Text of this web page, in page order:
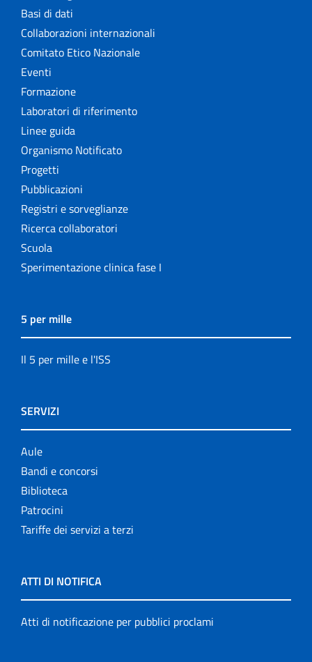
Basi di dati
Collaborazioni internazionali
Comitato Etico Nazionale
Eventi
Formazione
Laboratori di riferimento
Linee guida
Organismo Notificato
Progetti
Pubblicazioni
Registri e sorveglianze
Ricerca collaboratori
Scuola
Sperimentazione clinica fase I
5 per mille
Il 5 per mille e l'ISS
SERVIZI
Aule
Bandi e concorsi
Biblioteca
Patrocini
Tariffe dei servizi a terzi
ATTI DI NOTIFICA
Atti di notificazione per pubblici proclami